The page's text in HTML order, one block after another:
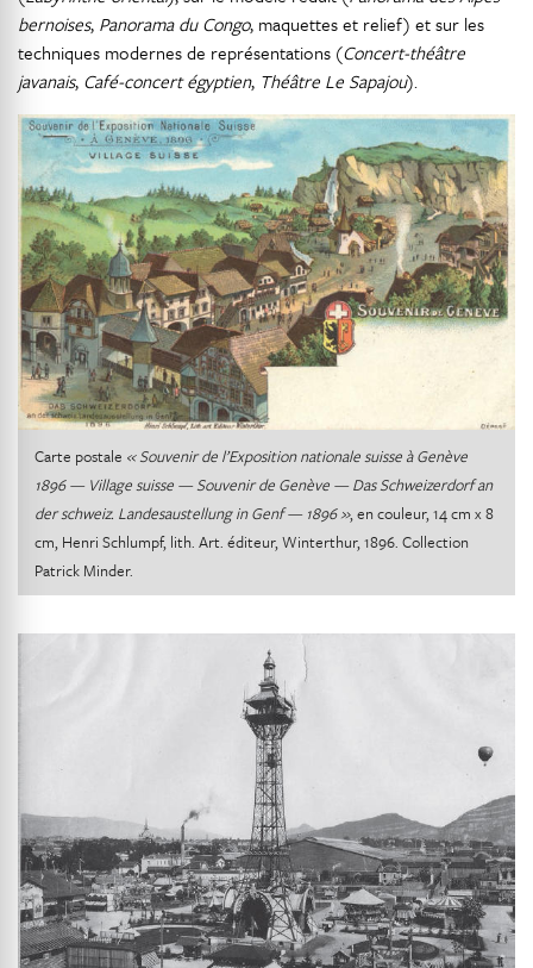
bernoises, Panorama du Congo, maquettes et relief) et sur les
techniques modernes de représentations (Concert-théâtre
javanais, Café-concert égyptien, Théâtre Le Sapajou).
Carte postale « Souvenir de l’Exposition nationale suisse à Genève
1896 — Village suisse — Souvenir de Genève — Das Schweizerdorf an
der schweiz. Landesaustellung in Genf — 1896 », en couleur, 14 cm x 8
cm, Henri Schlumpf, lith. Art. éditeur, Winterthur, 1896. Collection
Patrick Minder.